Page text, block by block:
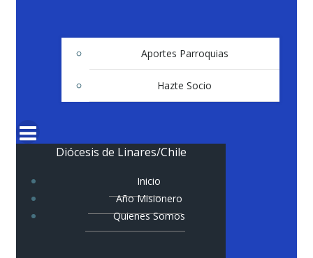
Aportes Parroquias
Hazte Socio
Diócesis de Linares/Chile
Inicio
Año Misionero
Quienes Somos